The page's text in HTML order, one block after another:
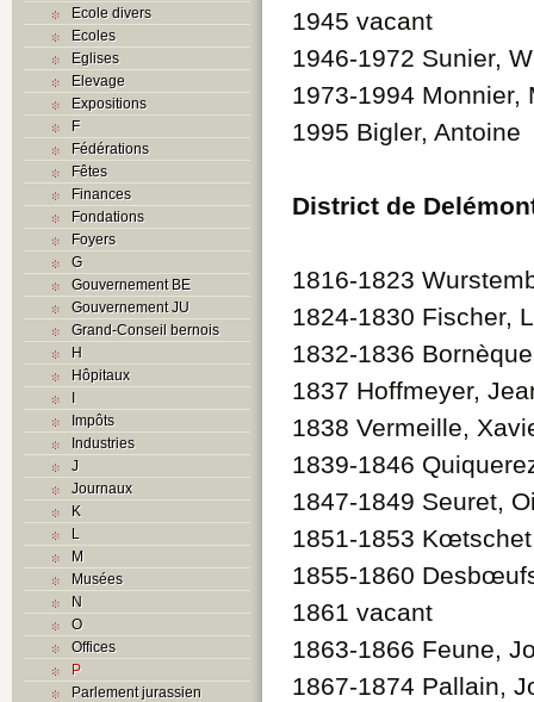
Ecole divers
Ecoles
Eglises
Elevage
Expositions
F
Fédérations
Fêtes
Finances
Fondations
Foyers
G
Gouvernement BE
Gouvernement JU
Grand-Conseil bernois
H
Hôpitaux
I
Impôts
Industries
J
Journaux
K
L
M
Musées
N
O
Offices
P
Parlement jurassien
1945 vacant
1946-1972 Sunier,
1973-1994 Monnier,
1995 Bigler, Antoine
District de
1816-1823
1824-1830 Fischer,
1832-1836
1837 Hoffmeyer,
1838 Vermeille,
1839-1846
1847-1849 Seuret,
1851-1853
1855-1860
1861 vacant
1863-1866 Feune,
1867-1874 Pallain,